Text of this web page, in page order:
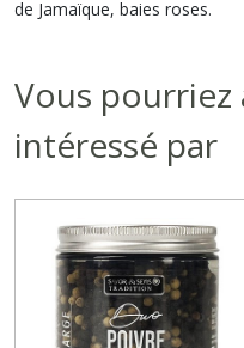
de Jamaïque, baies roses.
Vous pourriez
intéressé par